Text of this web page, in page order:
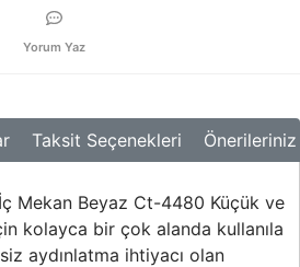
Yorum Yaz
Taksit Seçenekleri Önerileriniz
Mekan Beyaz Ct-4480 Küçük ve
kolayca bir çok alanda kullanıla
aydınlatma ihtiyacı olan